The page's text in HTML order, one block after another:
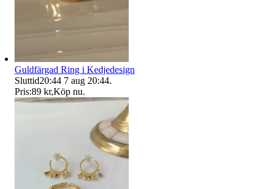
Guldfärgad Ring i Kedjedesign
Sluttid20:44 7 aug 20:44.
Pris:89 kr,Köp nu.